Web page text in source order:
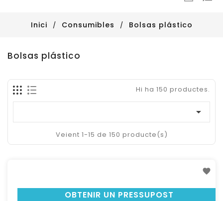
Inici Consumibles Bolsas plástico
Bolsas plástico
Hi ha 150 productes.

Veient 1-15 de 150 producte(s)
OBTENIR UN PRESSUPOST